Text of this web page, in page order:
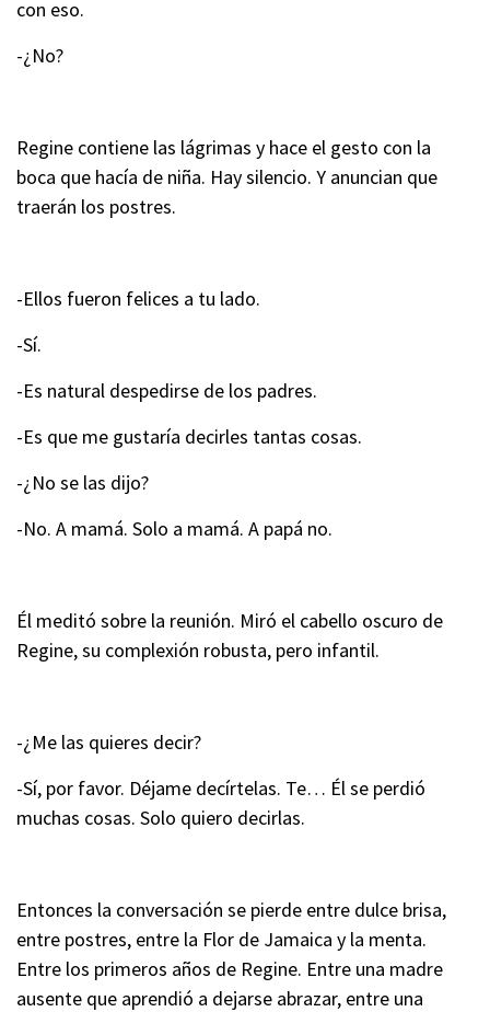
con eso.
-¿No?
Regine contiene las lágrimas y hace el gesto con la
boca que hacía de niña. Hay silencio. Y anuncian que
traerán los postres.
-Ellos fueron felices a tu lado.
-Sí.
-Es natural despedirse de los padres.
-Es que me gustaría decirles tantas cosas.
-¿No se las dijo?
-No. A mamá. Solo a mamá. A papá no.
Él meditó sobre la reunión. Miró el cabello oscuro de
Regine, su complexión robusta, pero infantil.
-¿Me las quieres decir?
-Sí, por favor. Déjame decírtelas. Te… Él se perdió
muchas cosas. Solo quiero decirlas.
Entonces la conversación se pierde entre dulce brisa,
entre postres, entre la Flor de Jamaica y la menta.
Entre los primeros años de Regine. Entre una madre
ausente que aprendió a dejarse abrazar, entre una